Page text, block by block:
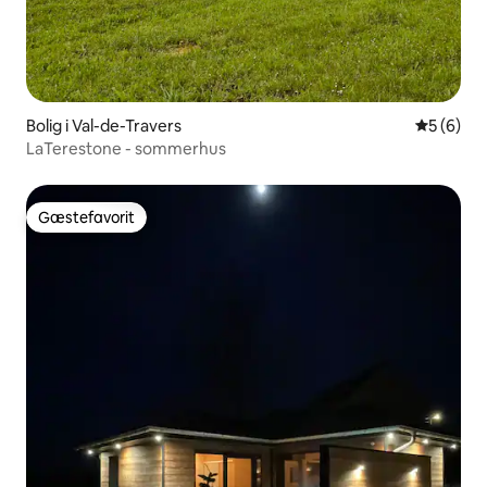
Bolig i Val-de-Travers 5 ud af 5
5 (6)
LaTerestone - sommerhus
Gæstefavorit
Gæstefavorit